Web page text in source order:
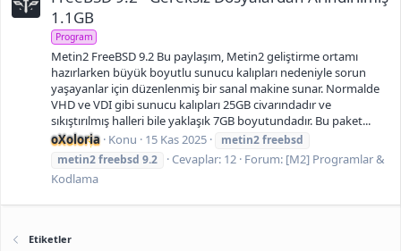
1.1GB
Program
Metin2 FreeBSD 9.2 Bu paylaşım, Metin2 geliştirme ortamı
hazırlarken büyük boyutlu sunucu kalıpları nedeniyle sorun
yaşayanlar için düzenlenmiş bir sanal makine sunar. Normalde
VHD ve VDI gibi sunucu kalıpları 25GB civarındadır ve
sıkıştırılmış halleri bile yaklaşık 7GB boyutundadır. Bu paket...
oXoloria Konu 15 Kas 2025 metin2freebsd
metin2freebsd 9.2 Cevaplar: 12 Forum: [M2] Programlar &
Kodlama
Etiketler